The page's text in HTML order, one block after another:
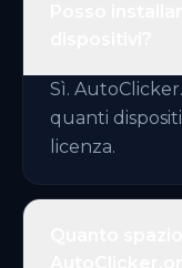
Sì.
quanti
licenza.